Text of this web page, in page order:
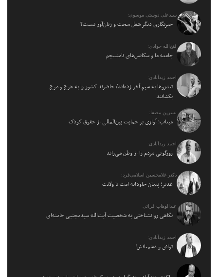
سیدعلی دوستی موسوی:
خبرنگاری دیگر شغل سخت و زیان‌آور نیست؟
فتح‌الله جوادی:
جامعه ما و سکانس‌های نامنسجم
احمد زیدآبادی:
تندروها به سیم آخر زده‌اند/ حاضرند کشور را به هرج و مرج
بکشانند
نسرین مصفا:
میناب؛ آواری بر حمایت بین‌المللی از حقوق کودک
احمد زیدآبادی:
زورگویی مردم را از وطن می‌راند
دکتر غلامحسین اسلامی‌فرد:
غدیر؛ پیمان جاودانه امت با ولایت
عبدالوهاب فراتی
نگاهی روانشناختی به شخصیت آیت‌الله سیدمجتبی خامنه‌ای
احمد زیدآبادی:
توافق و دشمنانش!